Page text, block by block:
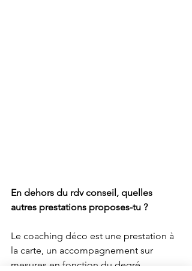
En dehors du rdv conseil, quelles
autres prestations proposes-tu ?
Le coaching déco est une prestation à
la carte, un accompagnement sur
mesures en fonction du degré